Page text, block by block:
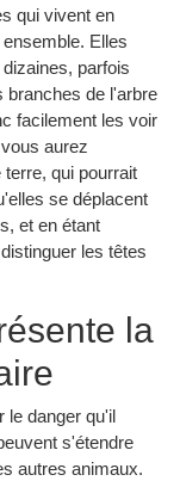
qui vivent en
Elles
parfois
branches de l'arbre
facilement les voir
aurez
qui pourrait
se déplacent
et en étant
les têtes
la
le danger qu'il
s'étendre
autres animaux.